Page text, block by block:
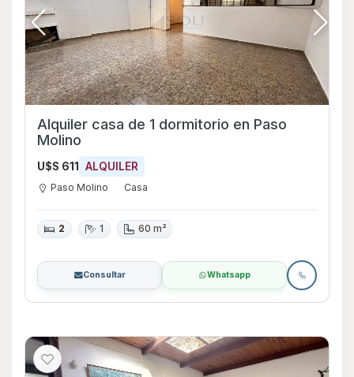
Alquiler casa de 1 dormitorio en Paso
Molino
U$S 611 ALQUILER
Paso Molino Casa
2 1 60 m²
Consultar Whatsapp